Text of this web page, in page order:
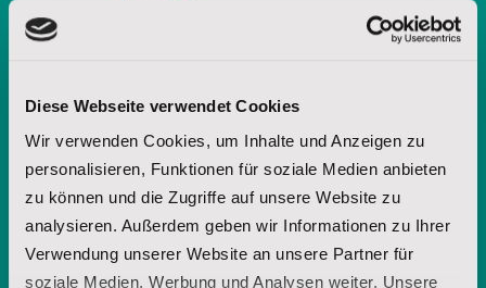
Diese Webseite verwendet Cookies
Wir verwenden Cookies, um Inhalte und Anzeigen zu
personalisieren, Funktionen für soziale Medien anbieten
zu können und die Zugriffe auf unsere Website zu
analysieren. Außerdem geben wir Informationen zu Ihrer
Verwendung unserer Website an unsere Partner für
soziale Medien, Werbung und Analysen weiter. Unsere
Möchten Sie weitere Informationen
über die Lakota-Spiritualität? Fordern
Sie unsere Broschüre an.